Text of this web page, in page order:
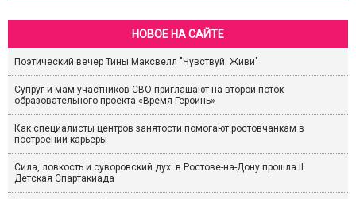
НОВОЕ НА САЙТЕ
Поэтический вечер Тины Максвелл "Чувствуй. Живи"
Супруг и мам участников СВО приглашают на второй поток
образовательного проекта «Время Героинь»
Как специалисты центров занятости помогают ростовчанкам в
построении карьеры
Сила, ловкость и суворовский дух: в Ростове-на-Дону прошла II
Детская Спартакиада